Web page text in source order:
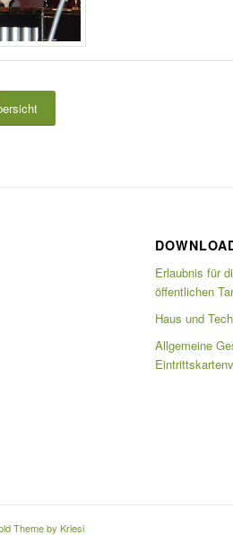
Erlaubnis für
öffentlichen
Haus und
Allgemeine
Theme by Kriesi